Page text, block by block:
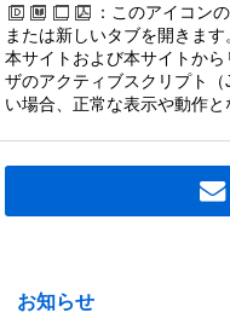
：このアイコン
または新しいタブを開きます
本サイトおよび本サイトか
ザのアクティブスクリプト
い場合、正常な表示や動作と
お知らせ